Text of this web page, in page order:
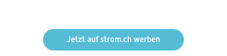
Jetzt auf strom.ch werben